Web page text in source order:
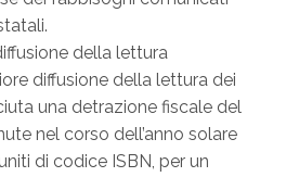
della lettura
diffusione della lettura dei
una detrazione fiscale del
nel corso dell’anno solare
di codice ISBN, per un